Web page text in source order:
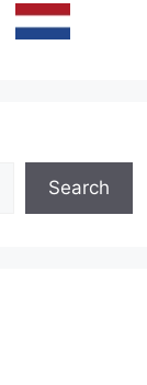
Search